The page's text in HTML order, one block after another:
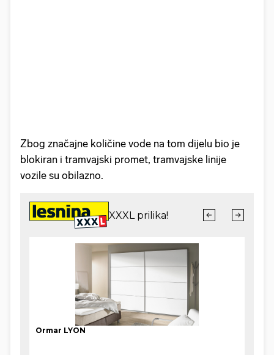
Zbog značajne količine vode na tom dijelu bio je
blokiran i tramvajski promet, tramvajske linije
vozile su obilazno.